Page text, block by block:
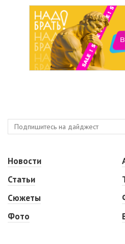
Новости
Статьи
Сюжеты
Фото